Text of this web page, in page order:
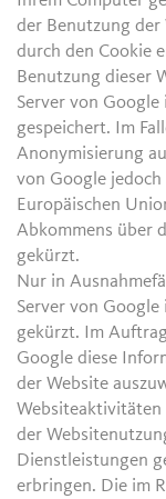
der Benutzung der
durch den Cookie
Benutzung dieser
Server von
gespeichert. Im
Anonymisierung
von Google
Europäischen
Abkommens über
gekürzt.
Nur in
Server von
gekürzt. Im
Google diese
der Website
Websiteaktivitäten
der
Dienstleistungen
erbringen. Die im